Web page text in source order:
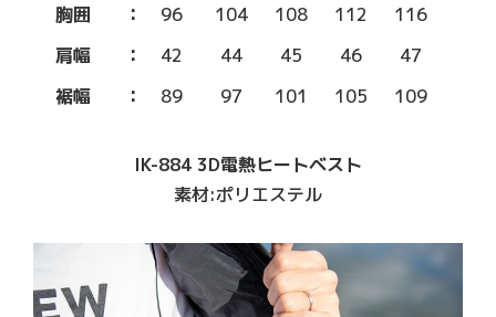
胸囲
96 104 108 112
116
肩幅
42 44 45 46
47
裾幅
89 97 101 105 109
IK-884 3D電熱ヒートベスト
素材:ポリエステル